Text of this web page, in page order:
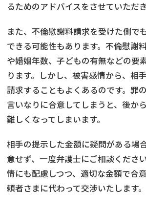
るためのアドバイスをさせていただき
また、不倫慰謝料請求を受けた側で
できる可能性もあります。不倫慰謝
や婚姻年数、子どもの有無などの要
ります。しかし、被害感情から、相
請求することもよくあるのです。罪
言いなりに合意してしまうと、後か
難しくなってしまいます。
相手の提示した金額に疑問がある場
意せず、一度弁護士にご相談くださ
情にも配慮しつつ、適切な金額で合
頼者さまに代わって交渉いたします。